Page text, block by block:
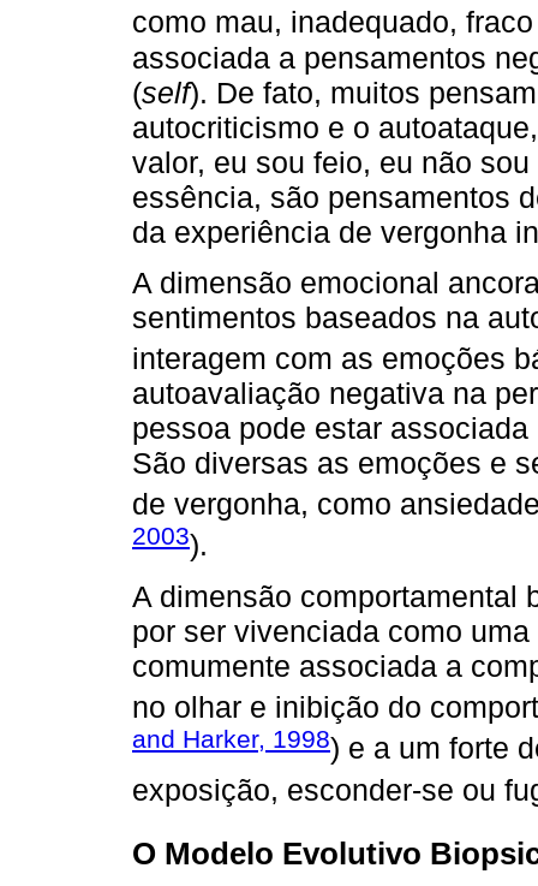
como mau, inadequado,
associada a pensamentos
(self). De fato, muitos
autocriticismo e o
valor, eu sou feio, eu não
essência, são pensamentos
da experiência de vergonha
A dimensão emocional
sentimentos baseados na
interagem com as emoções
autoavaliação negativa na
pessoa pode estar
São diversas as emoções e
de vergonha, como
2003).
A dimensão comportamental
por ser vivenciada como
comumente associada a
no olhar e inibição do
and Harker, 1998) e a um forte
exposição, esconder-se ou
O Modelo Evolutivo